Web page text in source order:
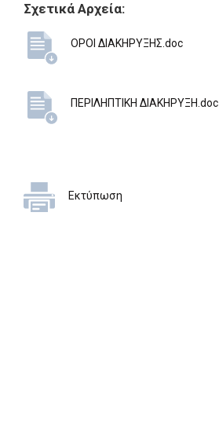
Σχετικά Αρχεία:
ΟΡΟΙ ΔΙΑΚΗΡΥΞΗΣ.doc
ΠΕΡΙΛΗΠΤΙΚΗ ΔΙΑΚΗΡΥΞΗ.doc
Εκτύπωση